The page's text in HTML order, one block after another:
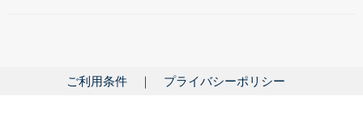
ご利用条件 プライバシーポリシー